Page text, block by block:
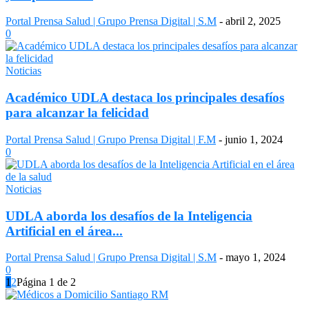
Portal Prensa Salud | Grupo Prensa Digital | S.M - abril 2, 2025
0
Noticias
Académico UDLA destaca los principales desafíos
para alcanzar la felicidad
Portal Prensa Salud | Grupo Prensa Digital | F.M - junio 1, 2024
0
Noticias
UDLA aborda los desafíos de la Inteligencia
Artificial en el área...
Portal Prensa Salud | Grupo Prensa Digital | S.M - mayo 1, 2024
0
1 2Página 1 de 2